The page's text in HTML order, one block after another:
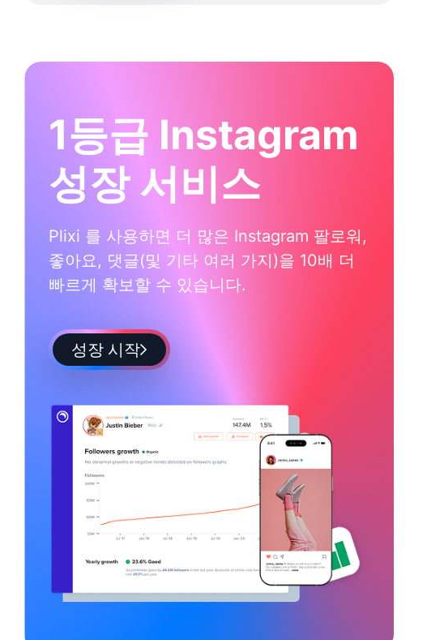
1등급 Instagram
성장 서비스
Plixi 를 사용하면 더 많은 Instagram 팔로워,
좋아요, 댓글(및 기타 여러 가지)을 10배 더
빠르게 확보할 수 있습니다.
성장 시작